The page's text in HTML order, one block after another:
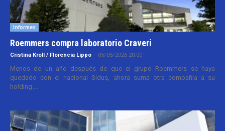
Informes
Roemmers compra laboratorio Craveri
Cristina Kroll / Florencia Lippo - 05/05/2026 20:00
Menos de un año después de que el grupo Roemmers se haya
quedado con el nacional Sidus, ahora suma otra compañía a su
holding....